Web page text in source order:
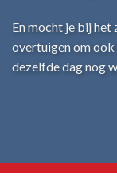
En mocht je bij het
overtuigen om
dezelfde dag nog